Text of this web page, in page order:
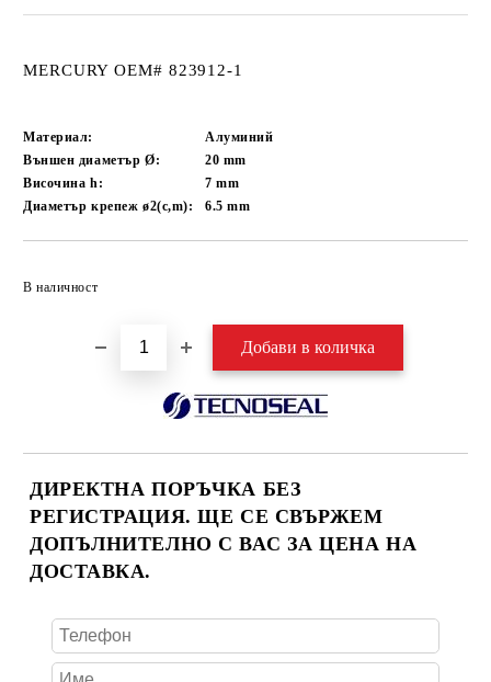
MERCURY OEM# 823912-1
Материал:
Алуминий
Външен диаметър Ø:
20 mm
Височина h:
7mm
Диаметър крепеж ø2(c,m):
6.5mm
В наличност
ДИРЕКТНА ПОРЪЧКА БЕЗ
РЕГИСТРАЦИЯ. ЩЕ СЕ СВЪРЖЕМ
ДОПЪЛНИТЕЛНО С ВАС ЗА ЦЕНА НА
ДОСТАВКА.